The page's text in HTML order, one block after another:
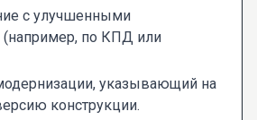
с улучшенными
(например, по КПД или
указывающий на
конструкции.